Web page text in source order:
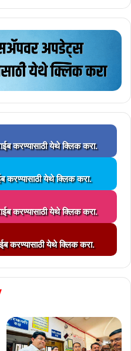
करण्यासाठी येथे क्लिक करा.
येथे क्लिक करा.
करण्यासाठी येथे क्लिक करा.
करण्यासाठी येथे क्लिक करा.